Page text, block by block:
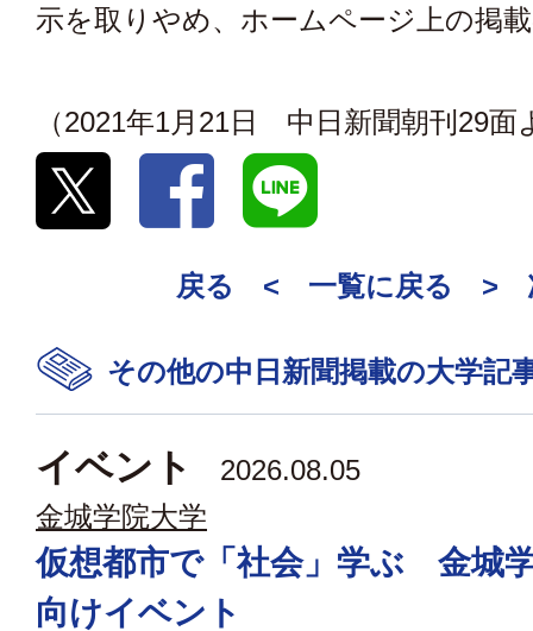
示を取りやめ、ホームページ上の掲
（2021年1月21日 中日新聞朝刊29面
戻る < 一覧に戻る >
その他の中日新聞掲載の大学記
イベント
2026.08.05
金城学院大学
仮想都市で「社会」学ぶ 金城
向けイベント